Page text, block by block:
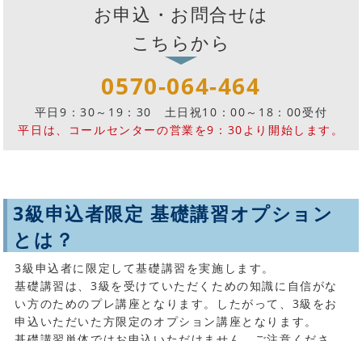
お申込・お問合せは
こちらから
0570-064-464
平日9：30～19：30
土日祝10：00～18：00受付
平日は、コールセンターの営業を9：30より開始します。
3級申込者限定 基礎講習オプション
とは？
3級申込者に限定して基礎講習を実施します。
基礎講習は、3級を受けていただくための知識に自信がな
い方のためのプレ講座となります。したがって、3級をお
申込いただいた方限定のオプション講座となります。